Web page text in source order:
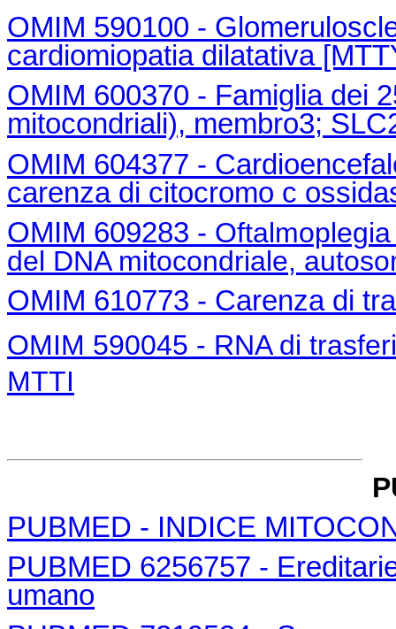
OMIM 590100 -
cardiomiopatia dilatativa
OMIM 600370 - Famiglia dei
mitocondriali), membro3;
OMIM 604377 -
carenza di citocromo c
OMIM 609283 -
del DNA mitocondriale,
OMIM 610773 - Carenza di
OMIM 590045 - RNA di
MTTI
PUBMED - INDICE
PUBMED 6256757 -
umano